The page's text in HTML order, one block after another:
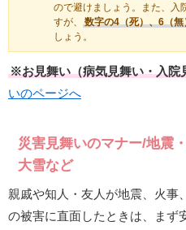
ので避けましょう。また、入
すが、
数字の4（死）、6（
しょう。
※お見舞い（病気見舞い・入院
いのページへ
災害見舞いのマナー/地震
大雪など
親戚や知人・友人が地震、火事
の被害に直面したときは、まず